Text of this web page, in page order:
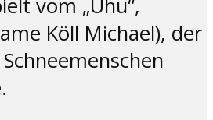
vom „Uhu“,
Köll Michael), der